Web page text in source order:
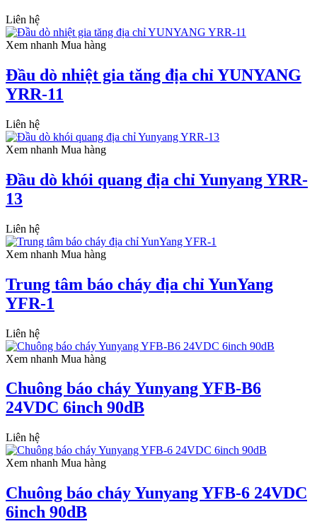
Liên hệ
Xem nhanh Mua hàng
Đầu dò nhiệt gia tăng địa chỉ YUNYANG
YRR-11
Liên hệ
Xem nhanh Mua hàng
Đầu dò khói quang địa chỉ Yunyang YRR-
13
Liên hệ
Xem nhanh Mua hàng
Trung tâm báo cháy địa chỉ YunYang
YFR-1
Liên hệ
Xem nhanh Mua hàng
Chuông báo cháy Yunyang YFB-B6
24VDC 6inch 90dB
Liên hệ
Xem nhanh Mua hàng
Chuông báo cháy Yunyang YFB-6 24VDC
6inch 90dB